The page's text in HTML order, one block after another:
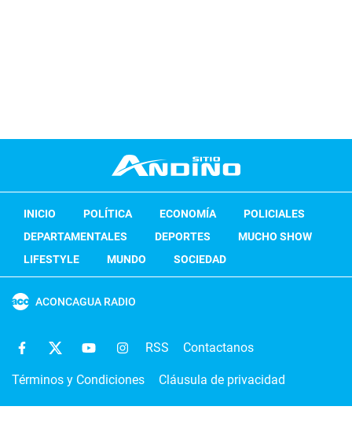
INICIO POLÍTICA ECONOMÍA
POLICIALES
DEPARTAMENTALES
DEPORTES
MUCHO SHOW
LIFESTYLE
MUNDO SOCIEDAD
ACONCAGUA RADIO
RSS Contactanos
Términos y Condiciones Cláusula de privacidad